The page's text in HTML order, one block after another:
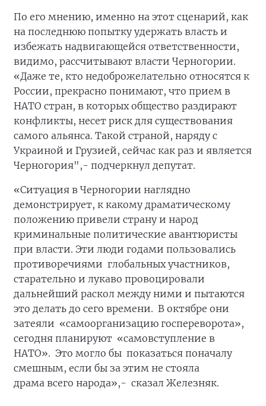
По его мнению, именно на этот сценарий, как
на последнюю попытку удержать власть и
избежать надвигающейся ответственности,
видимо, рассчитывают власти Черногории.
«Даже те, кто недоброжелательно относятся к
России, прекрасно понимают, что прием в
НАТО стран, в которых общество раздирают
конфликты, несет риск для существования
самого альянса. Такой страной, наряду с
Украиной и Грузией, сейчас как раз и является
Черногория",- подчеркнул депутат.
«Ситуация в Черногории наглядно
демонстрирует, к какому драматическому
положению привели страну и народ
криминальные политические авантюристы
при власти. Эти люди годами пользовались
противоречиями глобальных участников,
старательно и лукаво провоцировали
дальнейший раскол между ними и пытаются
это делать до сего времени. В октябре они
затеяли «самоорганизацию госпереворота»,
сегодня планируют «самовступление в
НАТО». Это могло бы показаться поначалу
смешным, если бы за этим не стояла
драма всего народа»,- сказал Железняк.